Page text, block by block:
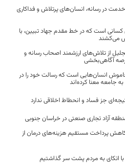
خدمت در رسانه، انسان‌های پرتلاش و فداکاری
کسانی است که در خط مقدم جهاد تبیین، با
می‌کشند
از تلاش‌های ارزشمند اصحاب رسانه و
آگاهی‌بخشی
انسان‌هایی است که رسالت خود را در
معنا کرده‌اند
جز فساد و انحطاط اخلاقی ندارد
آزاد تجاری صنعتی در خراسان جنوبی
پرداخت مستقیم هزینه‌های درمان از
اتکای به مردم پشت سر گذاشتیم